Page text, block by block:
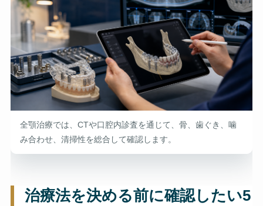
全顎治療では、CTや口腔内診査を通じて、骨、歯ぐき、噛
み合わせ、清掃性を総合して確認します。
治療法を決める前に確認したい5